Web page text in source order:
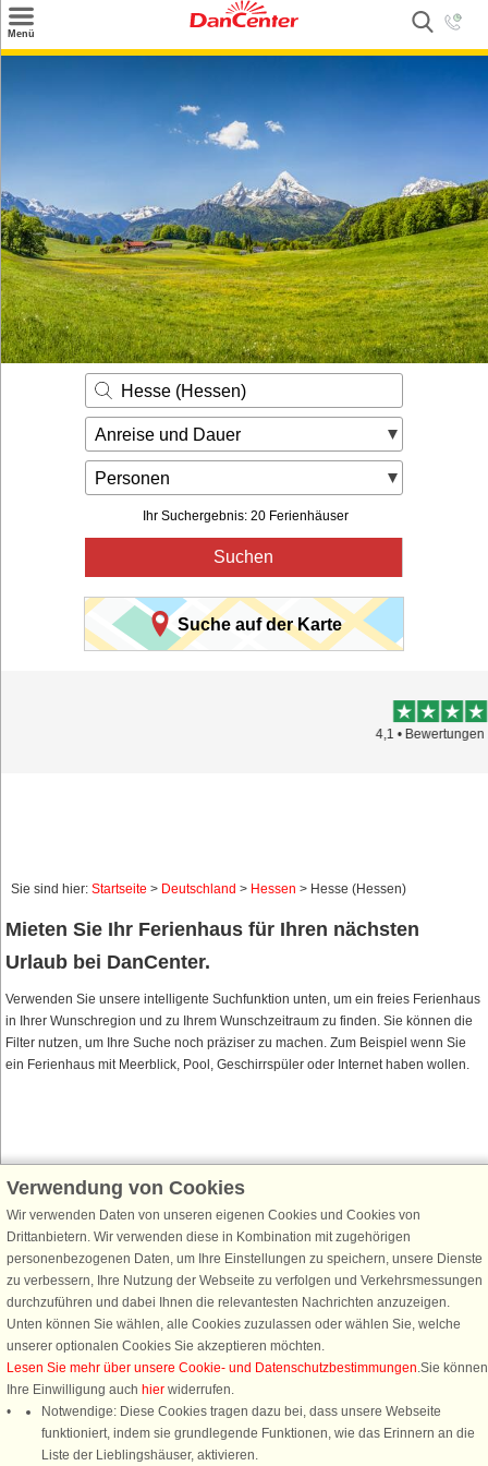
Menü
Inspiration
Kontakt
Gut zu wissen
Login
Hesse (Hessen)
Anreise und Dauer
Personen
Ihr Suchergebnis: 20 Ferienhäuser
Suchen
Suche auf der Karte
Trustpilot
Sie sind hier: Startseite > Deutschland > Hessen > Hesse (Hessen)
Mieten Sie Ihr Ferienhaus für Ihren nächsten
Urlaub bei DanCenter.
Verwenden Sie unsere intelligente Suchfunktion unten, um ein freies Ferienhaus
in Ihrer Wunschregion und zu Ihrem Wunschzeitraum zu finden. Sie können die
Filter nutzen, um Ihre Suche noch präziser zu machen. Zum Beispiel wenn Sie
ein Ferienhaus mit Meerblick, Pool, Geschirrspüler oder Internet haben wollen.
Schließen Sie sich 100.000 Ferienhaus-Fans an
Willkommensgutschein von 25 €
Ferienhausurlaub - melden Sie sich einfach für den DanCenter Newsletter
an. Verpassen Sie nie wieder exklusive Angebote, Gewinnspiele und
Urlaubstipps!
Newsletter abonnieren
Verwendung von Cookies
Wir verwenden Daten von unseren eigenen Cookies und Cookies von
Drittanbietern. Wir verwenden diese in Kombination mit zugehörigen
personenbezogenen Daten, um Ihre Einstellungen zu speichern, unsere Dienste
zu verbessern, Ihre Nutzung der Webseite zu verfolgen und Verkehrsmessungen
durchzuführen und dabei Ihnen die relevantesten Nachrichten anzuzeigen.
Unten können Sie wählen, alle Cookies zuzulassen oder wählen Sie, welche
unserer optionalen Cookies Sie akzeptieren möchten.
Lesen Sie mehr über unsere Cookie- und Datenschutzbestimmungen .Sie können
Ihre Einwilligung auch hier widerrufen.
Notwendige: Diese Cookies tragen dazu bei, dass unsere Webseite
funktioniert, indem sie grundlegende Funktionen, wie das Erinnern an die
Liste der Lieblingshäuser, aktivieren.